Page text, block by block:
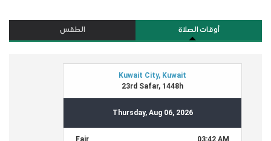
أوقات الصلاة الطقس